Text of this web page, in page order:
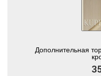
Дополнительная